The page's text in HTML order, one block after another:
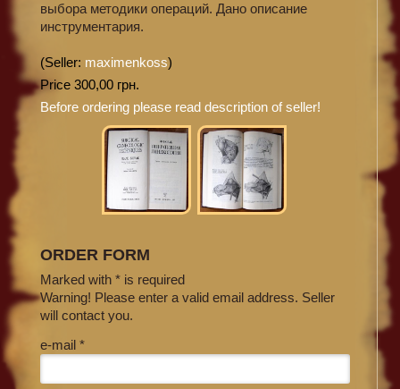
выбора методики операций. Дано описание
инструментария.
(Seller: maximenkoss)
Price 300,00 грн.
Before ordering please read description of seller!
ORDER FORM
Marked with * is required
Warning! Please enter a valid email address. Seller
will contact you.
e-mail *